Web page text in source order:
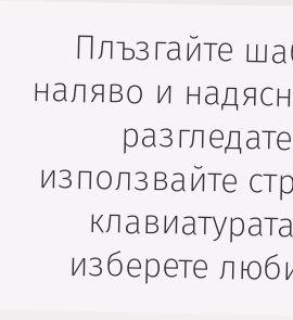
Плъзгайте
наляво и
използвайте
изберете